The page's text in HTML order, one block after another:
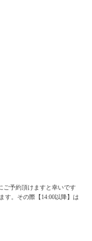
ご予約頂けますと幸いです
す。その際【14:00以降】は